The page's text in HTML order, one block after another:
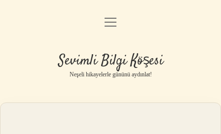
Anasayfa
Yasal Uyarı
menüyü
Sevimli Bilgi Köşesi
Neşeli hikayelerle gününü aydınlat!